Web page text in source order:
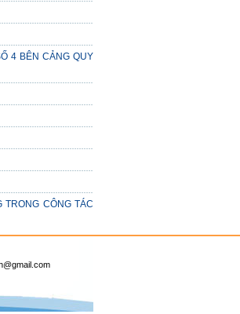
4 BÊN CẢNG QUY
TRONG CÔNG TÁC